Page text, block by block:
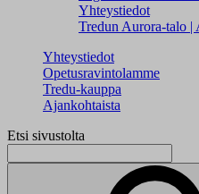
Yhteystiedot
Tredun Aurora-talo |
Yhteystiedot
Opetusravintolamme
Tredu-kauppa
Ajankohtaista
Etsi sivustolta